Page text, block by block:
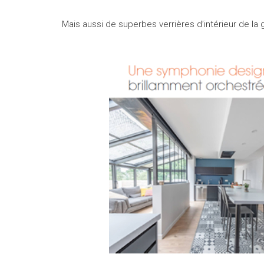
Mais aussi de superbes verrières d’intérieur de la